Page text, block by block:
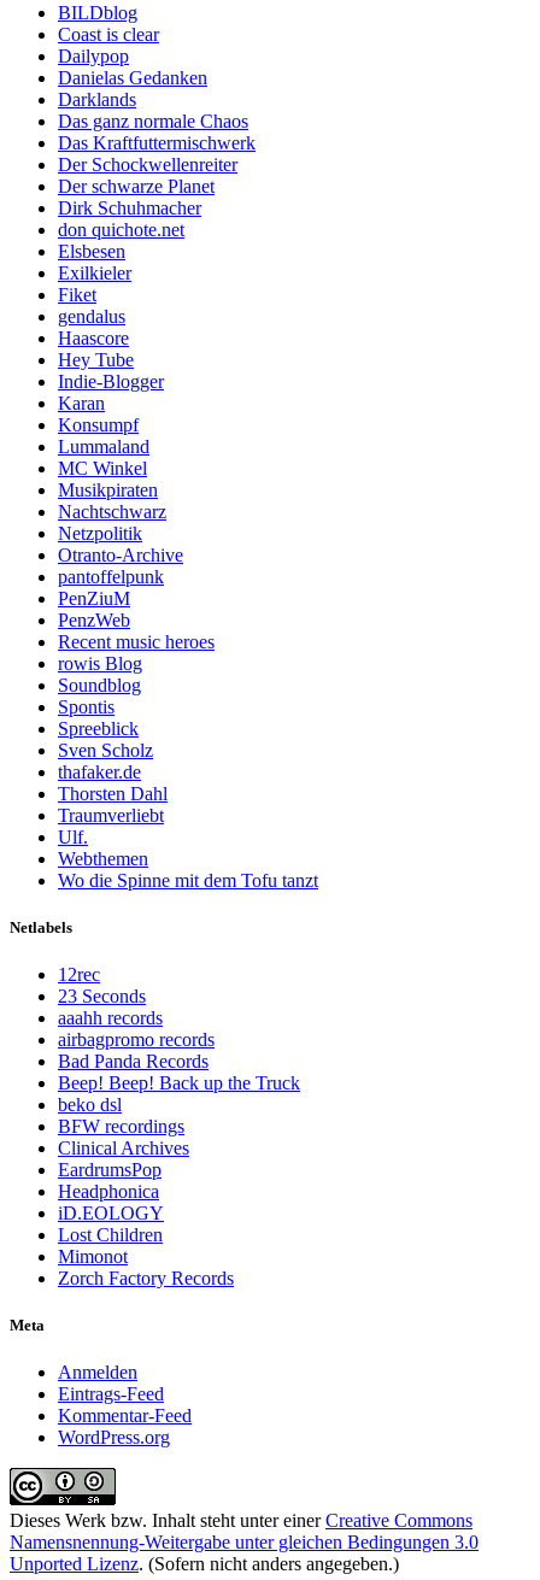
BILDblog
Coast is clear
Dailypop
Danielas Gedanken
Darklands
Das ganz normale Chaos
Das Kraftfuttermischwerk
Der Schockwellenreiter
Der schwarze Planet
Dirk Schuhmacher
don quichote.net
Elsbesen
Exilkieler
Fiket
gendalus
Haascore
Hey Tube
Indie-Blogger
Karan
Konsumpf
Lummaland
MC Winkel
Musikpiraten
Nachtschwarz
Netzpolitik
Otranto-Archive
pantoffelpunk
PenZiuM
PenzWeb
Recent music heroes
rowis Blog
Soundblog
Spontis
Spreeblick
Sven Scholz
thafaker.de
Thorsten Dahl
Traumverliebt
Ulf.
Webthemen
Wo die Spinne mit dem Tofu tanzt
Netlabels
12rec
23 Seconds
aaahh records
airbagpromo records
Bad Panda Records
Beep! Beep! Back up the Truck
beko dsl
BFW recordings
Clinical Archives
EardrumsPop
Headphonica
iD.EOLOGY
Lost Children
Mimonot
Zorch Factory Records
Meta
Anmelden
Eintrags-Feed
Kommentar-Feed
WordPress.org
Dieses Werk bzw. Inhalt steht unter einerCreative Commons
Namensnennung-Weitergabe unter gleichen Bedingungen 3.0
Unported Lizenz. (Sofern nicht anders angegeben.)